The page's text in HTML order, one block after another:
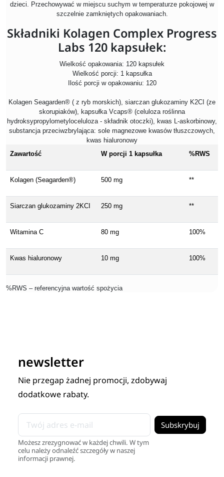
dzieci. Przechowywać w miejscu suchym w temperaturze pokojowej w
szczelnie zamkniętych opakowaniach.
Składniki Kolagen Complex Progress
Labs 120 kapsułek:
Wielkość opakowania: 120 kapsułek
Wielkość porcji: 1 kapsułka
Ilość porcji w opakowaniu: 120
Kolagen Seagarden® ( z ryb morskich), siarczan glukozaminy K2CI (ze
skorupiaków), kapsułka Vcaps® (celuloza roślinna
hydroksypropylometyloceluloza - składnik otoczki), kwas L-askorbinowy,
substancja przeciwzbrylająca: sole magnezowe kwasów tłuszczowych,
kwas hialuronowy
Zawartość
W porcji 1 kapsułka %RWS
Kolagen (Seagarden®) 500 mg **
Siarczan glukozaminy 2KCI 250 mg **
Witamina C 80 mg 100%
Kwas hialuronowy 10 mg 100%
%RWS – referencyjna wartość spożycia
newsletter
Nie przegap żadnej promocji, zdobywaj
dodatkowe rabaty.
Możesz zrezygnować w każdej chwili. W tym
celu należy odnaleźć szczegóły w naszej
informacji prawnej.